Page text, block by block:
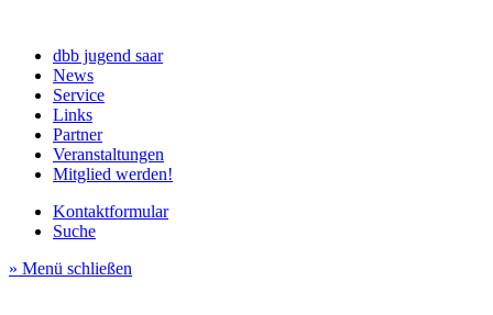
dbb jugend saar
News
Service
Links
Partner
Veranstaltungen
Mitglied werden!
Kontaktformular
Suche
» Menü schließen